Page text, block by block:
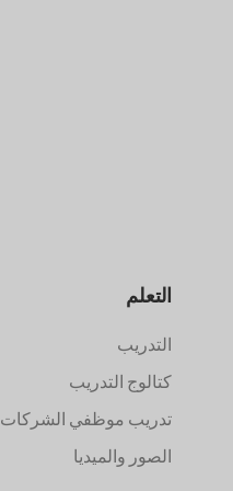
التعلم
التدريب
كتالوج التدريب
تدريب موظفي الشركات
الصور والميديا